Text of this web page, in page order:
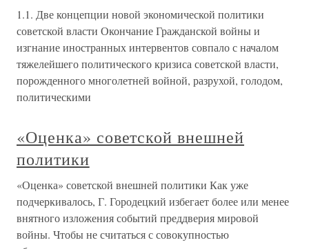
1.1. Две концепции новой экономической политики
советской власти Окончание Гражданской войны и
изгнание иностранных интервентов совпало с началом
тяжелейшего политического кризиса советской власти,
порожденного многолетней войной, разрухой, голодом,
политическими
«Оценка» советской внешней
политики
«Оценка» советской внешней политики Как уже
подчеркивалось, Г. Городецкий избегает более или менее
внятного изложения событий преддверия мировой
войны. Чтобы не считаться с совокупностью